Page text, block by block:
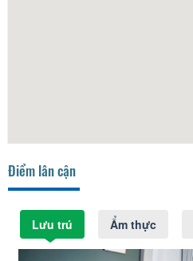
Điểm lân cận
Lưu trú Ẩm thực